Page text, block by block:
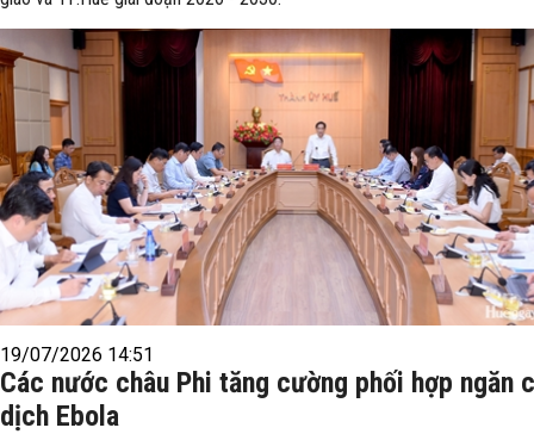
19/07/2026 14:51
Các nước châu Phi tăng cường phối hợp ngăn
dịch Ebola